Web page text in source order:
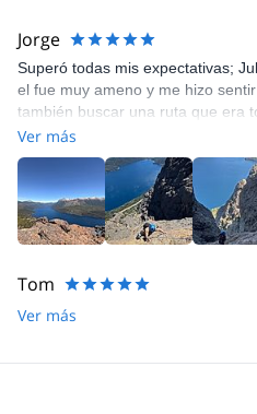
Jorge
Superó todas mis expectativas;
el fue muy ameno y me hizo
también buscar una ruta que era
Ver más
Tom
Ver más